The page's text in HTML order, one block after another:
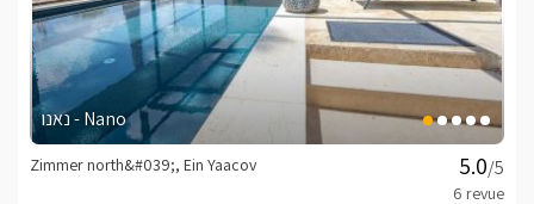
נאנו - Nano
/5
Zimmer north&#039;, Ein Yaacov